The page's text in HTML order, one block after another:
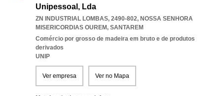
Unipessoal, Lda
ZN INDUSTRIAL LOMBAS, 2490-802, NOSSA SENHORA
MISERICORDIAS OUREM, SANTAREM
Comércio por grosso de madeira em bruto e de produtos
derivados
UNIP
Ver empresa Ver no Mapa